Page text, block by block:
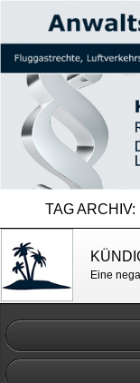
TAG ARCHIV: